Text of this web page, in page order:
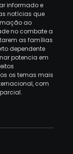
informado e
notícias que
ao
no combate a
as famílias
dependente
potencia em
os temas mais
com